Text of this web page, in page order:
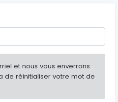
et nous vous enverrons
de réinitialiser votre mot de